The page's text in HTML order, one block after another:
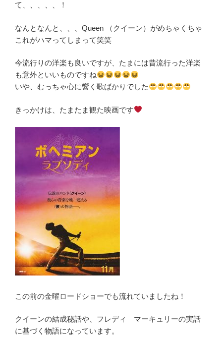
て、、、、、！
なんとなんと、、、Queen （クイーン）がめちゃくちゃ
これがハマってしまって笑笑
今流行りの洋楽も良いですが、たまには昔流行った洋楽
も意外といいものですね
いや、むっちゃ心に響く歌ばかりでした
きっかけは、たまたま観た映画です
この前の金曜ロードショーでも流れていましたね！
クイーンの結成秘話や、フレディ マーキュリーの実話
に基づく物語になっています。